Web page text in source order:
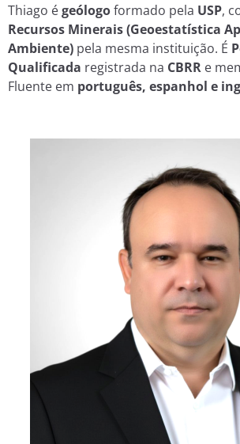
Thiago égeólogoformado pela USP,
Recursos Minerais (Geoestatística
Ambiente) pela mesma instituição. É
Qualificada registrada na CBRR e
Fluente em português, espanhol e